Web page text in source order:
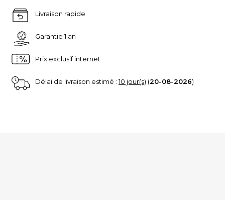
Livraison rapide
Garantie 1 an
Prix exclusif internet
Délai de livraison estimé :10 jour(s) (20-08-2026)